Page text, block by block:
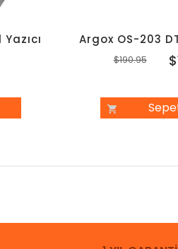
Argox OS-203
$190.95